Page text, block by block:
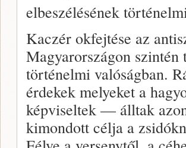
elbeszélésének
Kaczér okfejtése az
Magyarországon szintén
történelmi valóságban.
érdekek melyeket a
képviseltek — álltak
kimondott célja a